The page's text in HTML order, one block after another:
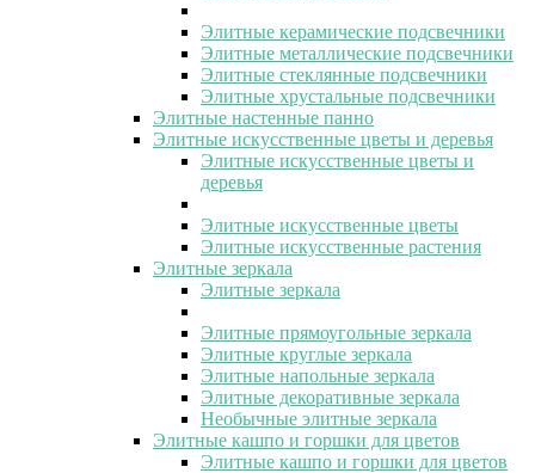
Элитные керамические подсвечники
Элитные металлические подсвечники
Элитные стеклянные подсвечники
Элитные хрустальные подсвечники
Элитные настенные панно
Элитные искусственные цветы и деревья
Элитные искусственные цветы и
деревья
Элитные искусственные цветы
Элитные искусственные растения
Элитные зеркала
Элитные зеркала
Элитные прямоугольные зеркала
Элитные круглые зеркала
Элитные напольные зеркала
Элитные декоративные зеркала
Необычные элитные зеркала
Элитные кашпо и горшки для цветов
Элитные кашпо и горшки для цветов